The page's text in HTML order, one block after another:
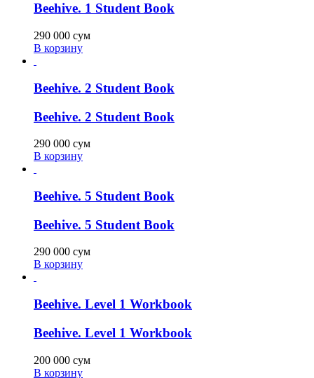
Beehive. 1 Student Book
290 000 сум
В корзину
Beehive. 2 Student Book
Beehive. 2 Student Book
290 000 сум
В корзину
Beehive. 5 Student Book
Beehive. 5 Student Book
290 000 сум
В корзину
Beehive. Level 1 Workbook
Beehive. Level 1 Workbook
200 000 сум
В корзину